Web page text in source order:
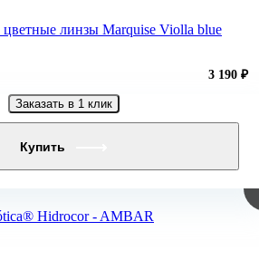
линзы Marquise Violla blue
3 190 ₽
Заказать в 1 клик